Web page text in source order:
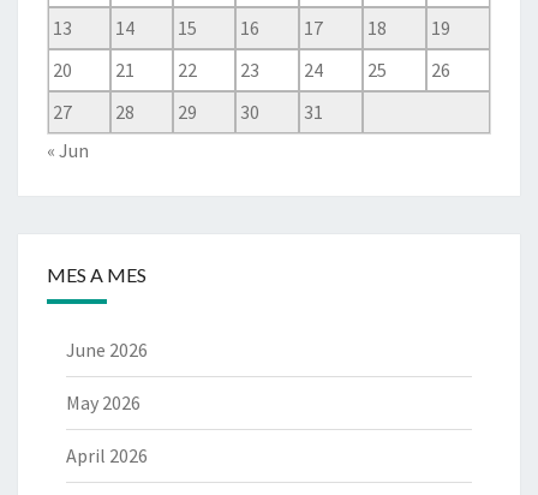
13
14 15 16 17 18
19
20
21 22 23 24 25
26
27
28 29 30
31
« Jun
MES A MES
June 2026
May 2026
April 2026